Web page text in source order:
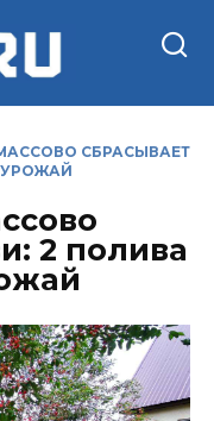
СБРАСЫВАЕТ
УРОЖАЙ
2 полива